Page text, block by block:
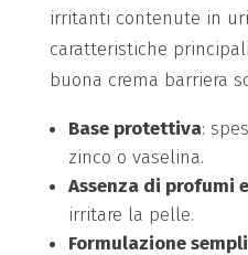
irritanti contenute in
caratteristiche
buona crema barriera
Base protettiva:
zinco o vaselina.
Assenza di profumi
irritare la pelle.
Formulazione